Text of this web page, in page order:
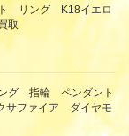
リング K18イエロ
取
グ 指輪 ペンダント
サファイア ダイヤモ